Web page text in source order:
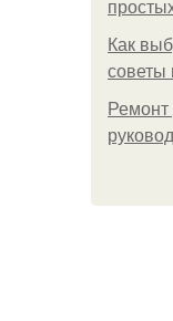
Как
советы